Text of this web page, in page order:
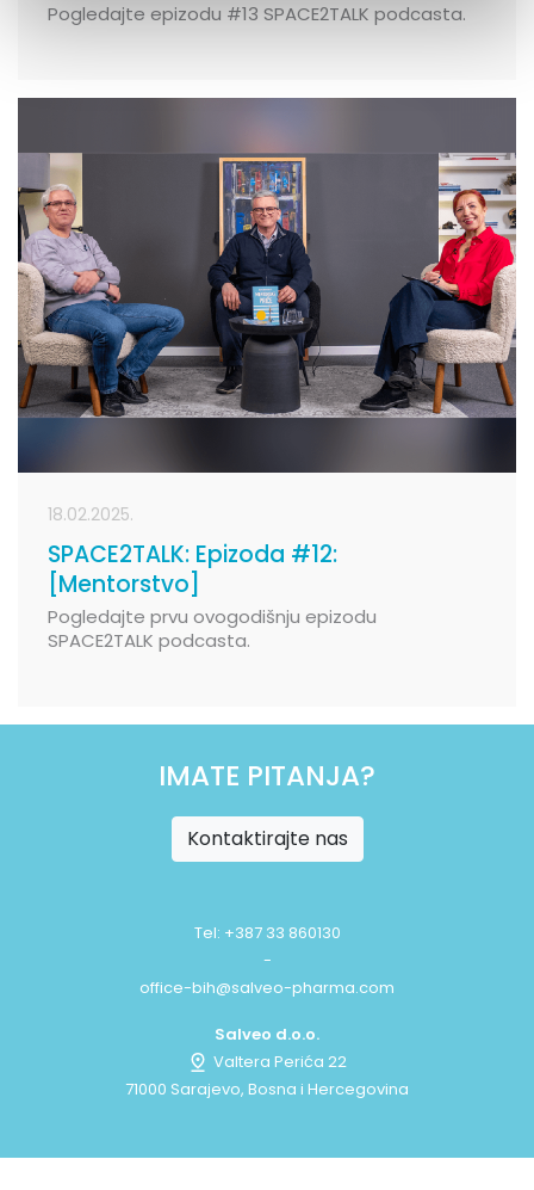
Pogledajte epizodu #13 SPACE2TALK podcasta.
18.02.2025.
SPACE2TALK: Epizoda #12:
[Mentorstvo]
Pogledajte prvu ovogodišnju epizodu
SPACE2TALK podcasta.
IMATE PITANJA?
Kontaktirajte nas
Tel: +387 33 860130
-
office-bih@salveo-pharma.com
Salveo d.o.o.
Valtera Perića 22
71000 Sarajevo, Bosna i Hercegovina